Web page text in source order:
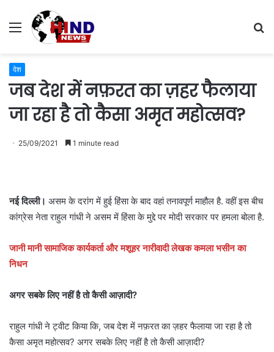
Menu
देश
जब देश में नफ़रत का ज़हर फैलाया
जा रहा है तो कैसा अमृत महोत्सव?
25/09/2021 1 minute read
नई दिल्ली। असम के दरांग में हुई हिंसा के बाद वहां तनावपूर्ण माहौल है. वहीं इस बीच
कांग्रेस नेता राहुल गांधी ने असम में हिंसा के मुद्दे पर मोदी सरकार पर हमला बोला है.
जानी मानी सामाजिक कार्यकर्ता और मशूहर नारीवादी लेखक कमला भसीन का
निधन
अगर सबके लिए नहीं है तो कैसी आज़ादी?
राहुल गांधी ने ट्वीट किया कि, जब देश में नफ़रत का ज़हर फैलाया जा रहा है तो
कैसा अमृत महोत्सव? अगर सबके लिए नहीं है तो कैसी आज़ादी?